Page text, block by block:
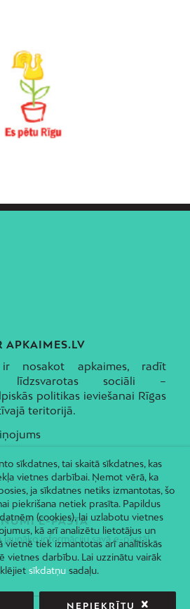
APKAIMES.LV
nosakot apkaimes, radīt
līdzsvarotas sociāli –
politikas ieviešanai Rīgas
teritorijā.
E-PASTĀ
jaunāko informāciju savā e-pastā!
sīkdatnes, tai skaitā sīkdatnes, kas
vietnes darbībai. Ņemot vērā, ka
ja sīkdatnes netiks izmantotas, šo
piekrišana netiek prasīta. Papildus
(cookies), lai uzlabotu vietnes
kā arī analizētu lietotājus un
vietnē tiek izmantotas arī analītiskās
vietnes darbību. Lai uzzinātu vairāk
sīkdatņusadaļu.
NEPIEKRĪTU